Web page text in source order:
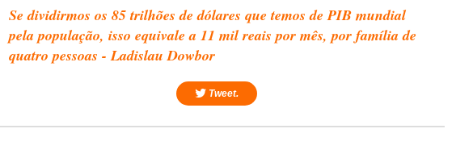
Se dividirmos os 85 trilhões de dólares que temos de PIB mundial
pela população, isso equivale a 11 mil reais por mês, por família de
quatro pessoas - Ladislau Dowbor
Tweet.